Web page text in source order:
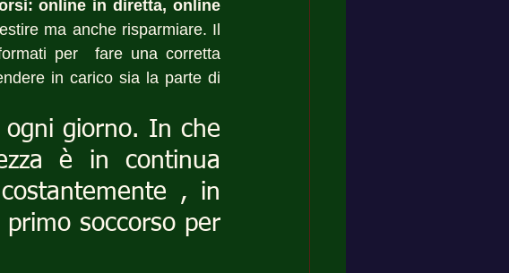
online in diretta, online
ma anche risparmiare. Il
per  fare una corretta
in carico sia la parte di
ogni giorno. In che
è in continua
, in
soccorso per